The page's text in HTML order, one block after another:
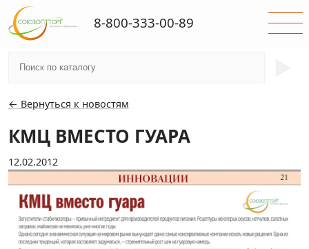
← Вернуться к новостям
КМЦ ВМЕСТО ГУАРА
12.02.2012
8-800-333-00-89